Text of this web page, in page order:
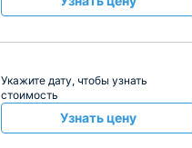
Укажите дату, чтобы узнать
стоимость
Узнать цену